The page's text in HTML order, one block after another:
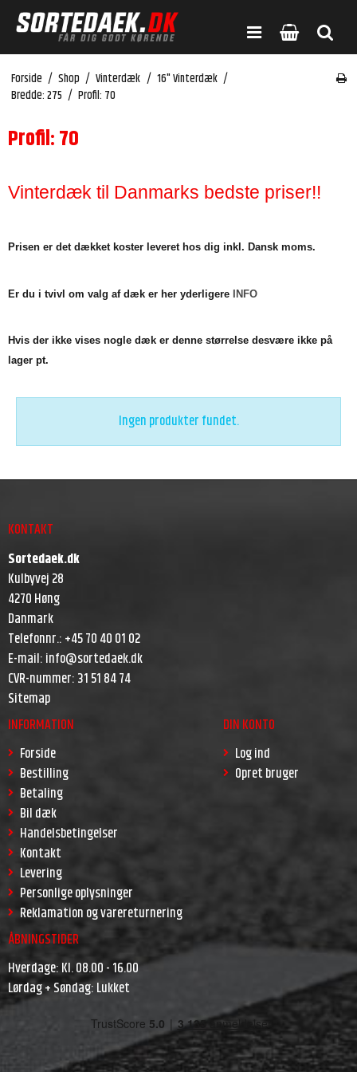
Forside / Shop / Vinterdæk / 16" Vinterdæk /
Bredde: 275 / Profil: 70
Profil: 70
Vinterdæk til Danmarks bedste priser!!
Prisen er det dækket koster leveret hos dig inkl. Dansk moms.
Er du i tvivl om valg af dæk er her yderligere INFO
Hvis der ikke vises nogle dæk er denne størrelse desvære ikke på
lager pt.
Ingen produkter fundet.
KONTAKT
Sortedaek.dk
Kulbyvej 28
4270 Høng
Danmark
Telefonnr.:+45 70 40 01 02
E-mail:info@sortedaek.dk
CVR-nummer:31 51 84 74
Sitemap
INFORMATION
Forside
Bestilling
Betaling
Bil dæk
Handelsbetingelser
Kontakt
Levering
Personlige oplysninger
Reklamation og varereturnering
DIN KONTO
Log ind
Opret bruger
ÅBNINGSTIDER
Hverdage: Kl. 08.00 - 16.00
Lørdag + Søndag: Lukket